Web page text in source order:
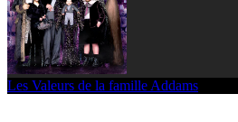
Les Valeurs de la famille Addams